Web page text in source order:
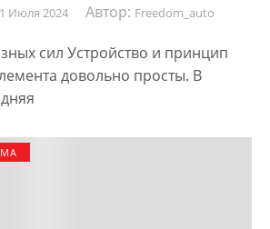
Июля 2024 Автор: Freedom_auto
сил Устройство и принцип
довольно просты. В